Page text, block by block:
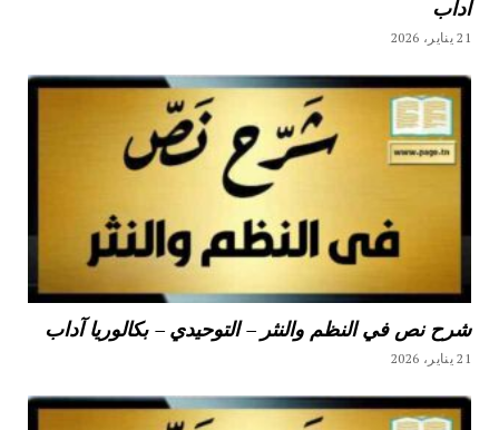
آداب
21 يناير، 2026
شرح نص في النظم والنثر – التوحيدي – بكالوريا آداب
21 يناير، 2026